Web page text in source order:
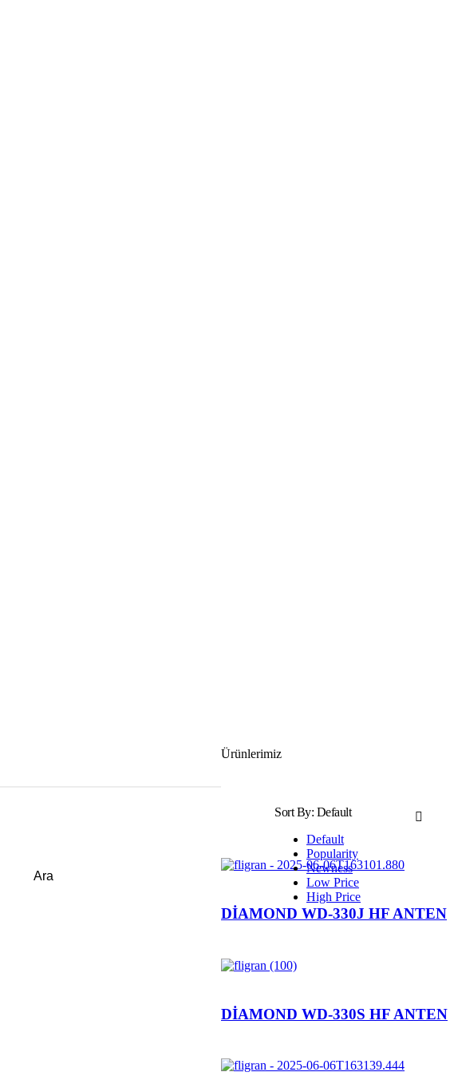
Ürünlerimiz
Sort By: Default
Default
Popularity
Newness
Low Price
High Price
DİAMOND WD-330J HF ANTEN
DİAMOND WD-330S HF ANTEN
Ara